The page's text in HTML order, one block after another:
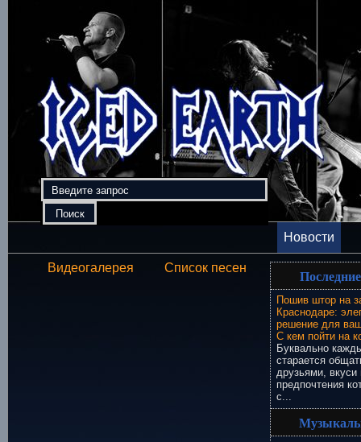
Новости
Видеогалерея Список песен
Пошив штор на
Краснодаре:
решение для
С кем пойти на
Буквально
старается
друзьями, вкуси
предпочтения
с...